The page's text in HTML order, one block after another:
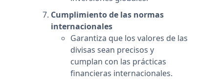
Cumplimiento de las normas
internacionales
Garantiza que los valores de las
divisas sean precisos y
cumplan con las prácticas
financieras internacionales.